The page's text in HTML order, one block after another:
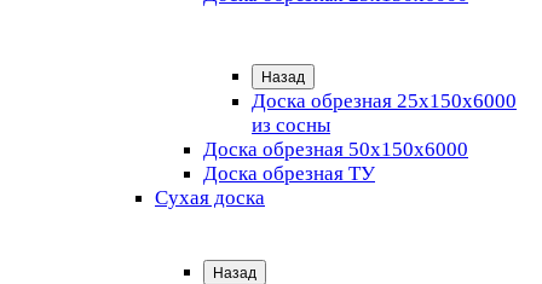
Назад
Доска обрезная 25x150x6000
из сосны
Доска обрезная 50х150х6000
Доска обрезная ТУ
Сухая доска
Назад